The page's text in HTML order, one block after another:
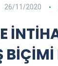
26/11/2020